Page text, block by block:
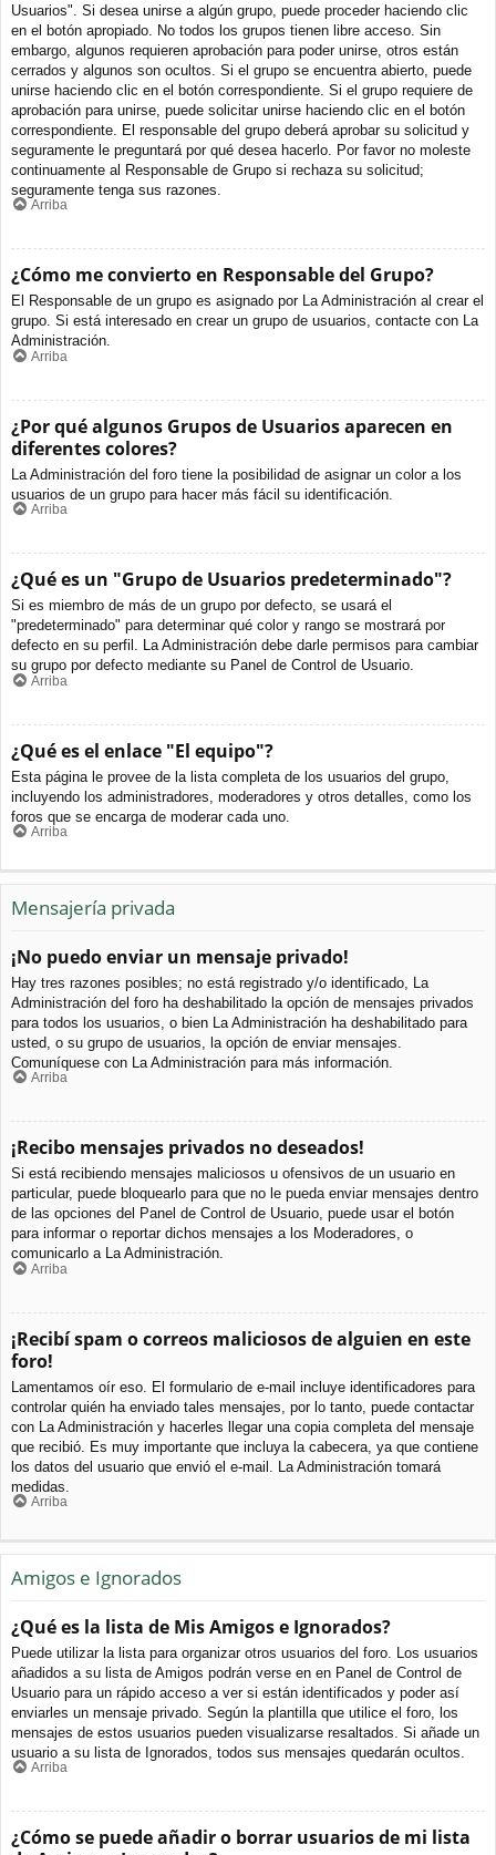
Usuarios". Si desea unirse a algún grupo, puede proceder haciendo clic
en el botón apropiado. No todos los grupos tienen libre acceso. Sin
embargo, algunos requieren aprobación para poder unirse, otros están
cerrados y algunos son ocultos. Si el grupo se encuentra abierto, puede
unirse haciendo clic en el botón correspondiente. Si el grupo requiere de
aprobación para unirse, puede solicitar unirse haciendo clic en el botón
correspondiente. El responsable del grupo deberá aprobar su solicitud y
seguramente le preguntará por qué desea hacerlo. Por favor no moleste
continuamente al Responsable de Grupo si rechaza su solicitud;
seguramente tenga sus razones.
Arriba
¿Cómo me convierto en Responsable del Grupo?
El Responsable de un grupo es asignado por La Administración al crear el
grupo. Si está interesado en crear un grupo de usuarios, contacte con La
Administración.
Arriba
¿Por qué algunos Grupos de Usuarios aparecen en
diferentes colores?
La Administración del foro tiene la posibilidad de asignar un color a los
usuarios de un grupo para hacer más fácil su identificación.
Arriba
¿Qué es un "Grupo de Usuarios predeterminado"?
Si es miembro de más de un grupo por defecto, se usará el
"predeterminado" para determinar qué color y rango se mostrará por
defecto en su perfil. La Administración debe darle permisos para cambiar
su grupo por defecto mediante su Panel de Control de Usuario.
Arriba
¿Qué es el enlace "El equipo"?
Esta página le provee de la lista completa de los usuarios del grupo,
incluyendo los administradores, moderadores y otros detalles, como los
foros que se encarga de moderar cada uno.
Arriba
Mensajería privada
¡No puedo enviar un mensaje privado!
Hay tres razones posibles; no está registrado y/o identificado, La
Administración del foro ha deshabilitado la opción de mensajes privados
para todos los usuarios, o bien La Administración ha deshabilitado para
usted, o su grupo de usuarios, la opción de enviar mensajes.
Comuníquese con La Administración para más información.
Arriba
¡Recibo mensajes privados no deseados!
Si está recibiendo mensajes maliciosos u ofensivos de un usuario en
particular, puede bloquearlo para que no le pueda enviar mensajes dentro
de las opciones del Panel de Control de Usuario, puede usar el botón
para informar o reportar dichos mensajes a los Moderadores, o
comunicarlo a La Administración.
Arriba
¡Recibí spam o correos maliciosos de alguien en este
foro!
Lamentamos oír eso. El formulario de e-mail incluye identificadores para
controlar quién ha enviado tales mensajes, por lo tanto, puede contactar
con La Administración y hacerles llegar una copia completa del mensaje
que recibió. Es muy importante que incluya la cabecera, ya que contiene
los datos del usuario que envió el e-mail. La Administración tomará
medidas.
Arriba
Amigos e Ignorados
¿Qué es la lista de Mis Amigos e Ignorados?
Puede utilizar la lista para organizar otros usuarios del foro. Los usuarios
añadidos a su lista de Amigos podrán verse en en Panel de Control de
Usuario para un rápido acceso a ver si están identificados y poder así
enviarles un mensaje privado. Según la plantilla que utilice el foro, los
mensajes de estos usuarios pueden visualizarse resaltados. Si añade un
usuario a su lista de Ignorados, todos sus mensajes quedarán ocultos.
Arriba
¿Cómo se puede añadir o borrar usuarios de mi lista